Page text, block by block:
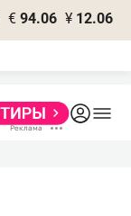
€ 94.06 ¥ 12.06